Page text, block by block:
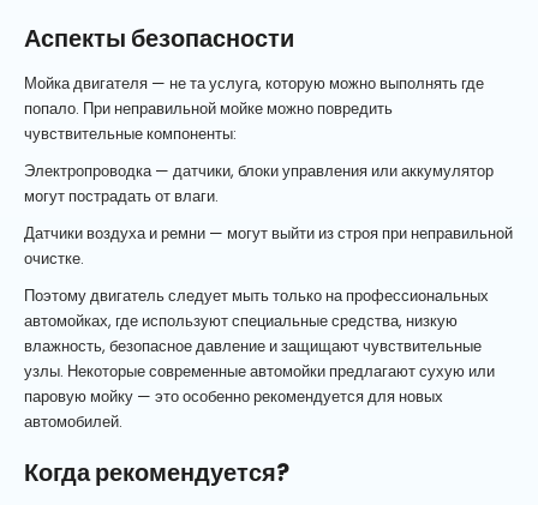
Аспекты безопасности
Мойка двигателя — не та услуга, которую можно выполнять где
попало. При неправильной мойке можно повредить
чувствительные компоненты:
Электропроводка — датчики, блоки управления или аккумулятор
могут пострадать от влаги.
Датчики воздуха и ремни — могут выйти из строя при неправильной
очистке.
Поэтому двигатель следует мыть только на профессиональных
автомойках, где используют специальные средства, низкую
влажность, безопасное давление и защищают чувствительные
узлы. Некоторые современные автомойки предлагают сухую или
паровую мойку — это особенно рекомендуется для новых
автомобилей.
Когда рекомендуется?